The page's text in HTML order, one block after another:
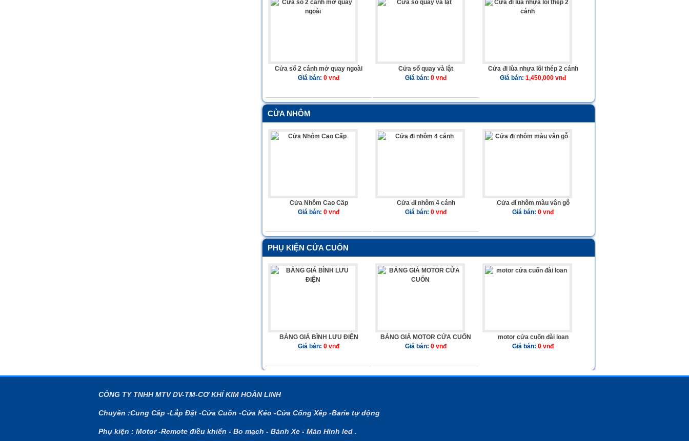
Cửa sổ 2 cánh mở quay ngoài
Giá bán: 0 vnđ
Cửa sổ quay và lật
Giá bán: 0 vnđ
Cửa đi lùa nhựa lõi thép 2 cánh
Giá bán: 1,450,000 vnđ
CỬA NHÔM
Cửa Nhôm Cao Cấp
Giá bán: 0 vnđ
Cửa đi nhôm 4 cánh
Giá bán: 0 vnđ
Cửa đi nhôm màu vân gỗ
Giá bán: 0 vnđ
PHỤ KIỆN CỬA CUỐN
BẢNG GIÁ BÌNH LƯU ĐIỆN
Giá bán: 0 vnđ
BẢNG GIÁ MOTOR CỬA CUỐN
Giá bán: 0 vnđ
motor cửa cuốn đài loan
Giá bán: 0 vnđ
CÔNG TY TNHH MTV DV-TM-CƠ KHÍ KIM HOÀN LINH
Chuyên :Cung Cấp -Lắp Đặt -Cửa Cuốn -Cửa Kéo -Cửa Cổng Xếp -Barie tự động
Phụ kiện : Motor -Remote điều khiển - Bo mạch - Bánh Xe - Màn Hình led .